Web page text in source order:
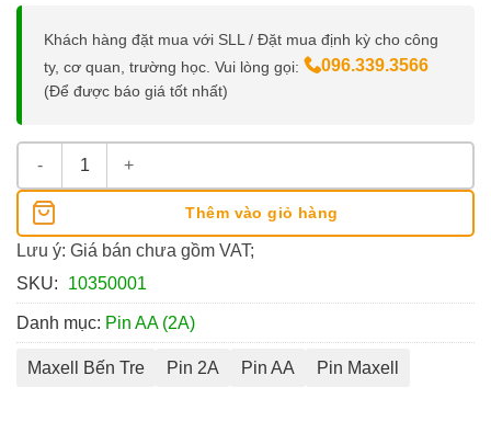
Khách hàng đặt mua với SLL / Đặt mua định kỳ cho công
ty, cơ quan, trường học. Vui lòng gọi:
096.339.3566
(Để được báo giá tốt nhất)
Pin 2A Maxell số lượng
Thêm vào giỏ hàng
Lưu ý: Giá bán chưa gồm VAT;
SKU:
10350001
Danh mục: Pin AA (2A)
Maxell Bến Tre Pin 2A Pin AA Pin Maxell